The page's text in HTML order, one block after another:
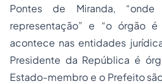
Pontes de Miranda,
representação” e “o órgão
acontece nas entidades
Presidente da República é
Estado-membro e o Prefeito